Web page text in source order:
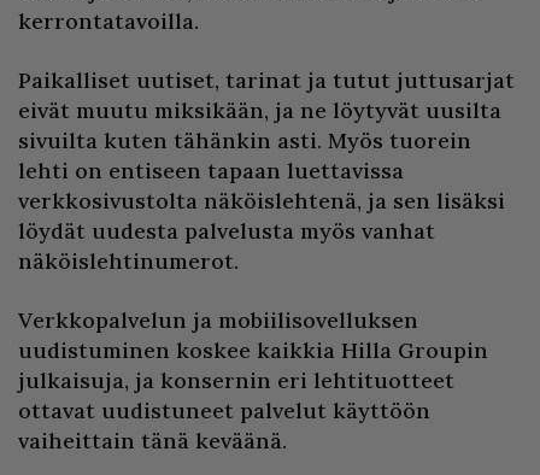
kerrontatavoilla.
Paikalliset uutiset, tarinat ja tutut juttusarjat
eivät muutu miksikään, ja ne löytyvät uusilta
sivuilta kuten tähänkin asti. Myös tuorein
lehti on entiseen tapaan luettavissa
verkkosivustolta näköislehtenä, ja sen lisäksi
löydät uudesta palvelusta myös vanhat
näköislehtinumerot.
Verkkopalvelun ja mobiilisovelluksen
uudistuminen koskee kaikkia Hilla Groupin
julkaisuja, ja konsernin eri lehtituotteet
ottavat uudistuneet palvelut käyttöön
vaiheittain tänä keväänä.